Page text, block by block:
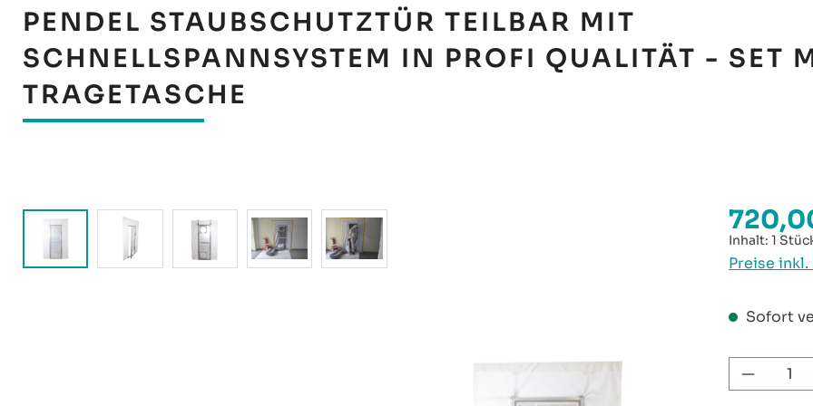
PENDEL STAUBSCHUTZTÜR TEILBAR MIT
SCHNELLSPANNSYSTEM IN PROFI QUALITÄT - SET
TRAGETASCHE
Bildergalerie überspringen Regulärer
Inhalt:1
Preise
Sofort